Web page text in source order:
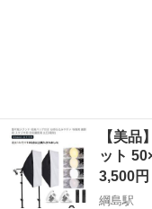
【美品
ット
3,500円
綱島駅